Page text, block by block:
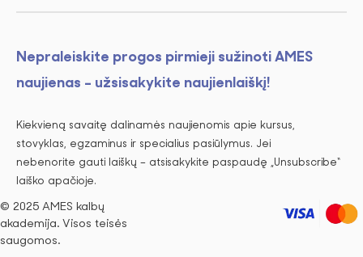
Nepraleiskite progos pirmieji sužinoti AMES
naujienas - užsisakykite naujienlaiškį!
Kiekvieną savaitę dalinamės naujienomis apie kursus,
stovyklas, egzaminus ir specialius pasiūlymus. Jei
nebenorite gauti laiškų – atsisakykite paspaudę „Unsubscribe“
laiško apačioje.
© 2025 AMES kalbų
akademija. Visos teisės
saugomos.